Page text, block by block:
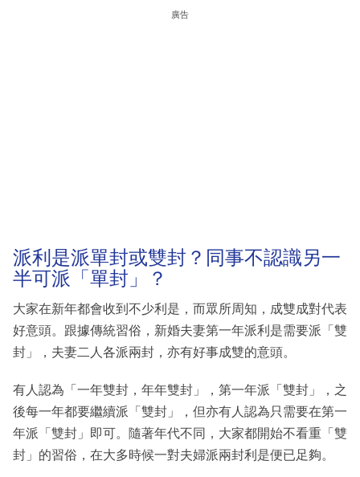
廣告
派利是派單封或雙封？同事不認識另一
半可派「單封」？
大家在新年都會收到不少利是，而眾所周知，成雙成對代表
好意頭。跟據傳統習俗，新婚夫妻第一年派利是需要派「雙
封」，夫妻二人各派兩封，亦有好事成雙的意頭。
有人認為「一年雙封，年年雙封」，第一年派「雙封」，之
後每一年都要繼續派「雙封」，但亦有人認為只需要在第一
年派「雙封」即可。隨著年代不同，大家都開始不看重「雙
封」的習俗，在大多時候一對夫婦派兩封利是便已足夠。